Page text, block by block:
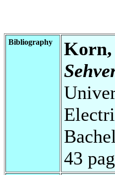
Bibliography
43